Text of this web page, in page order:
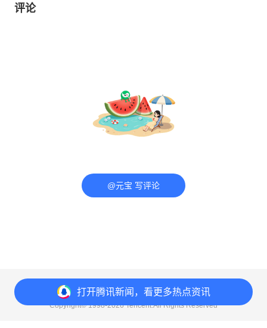
打开腾讯新闻，看更多热点资讯
评论
@元宝 写评论
意见反馈 举报中心 隐私政策
Copyright© 1998-2026Tencent.All Rights Reserved